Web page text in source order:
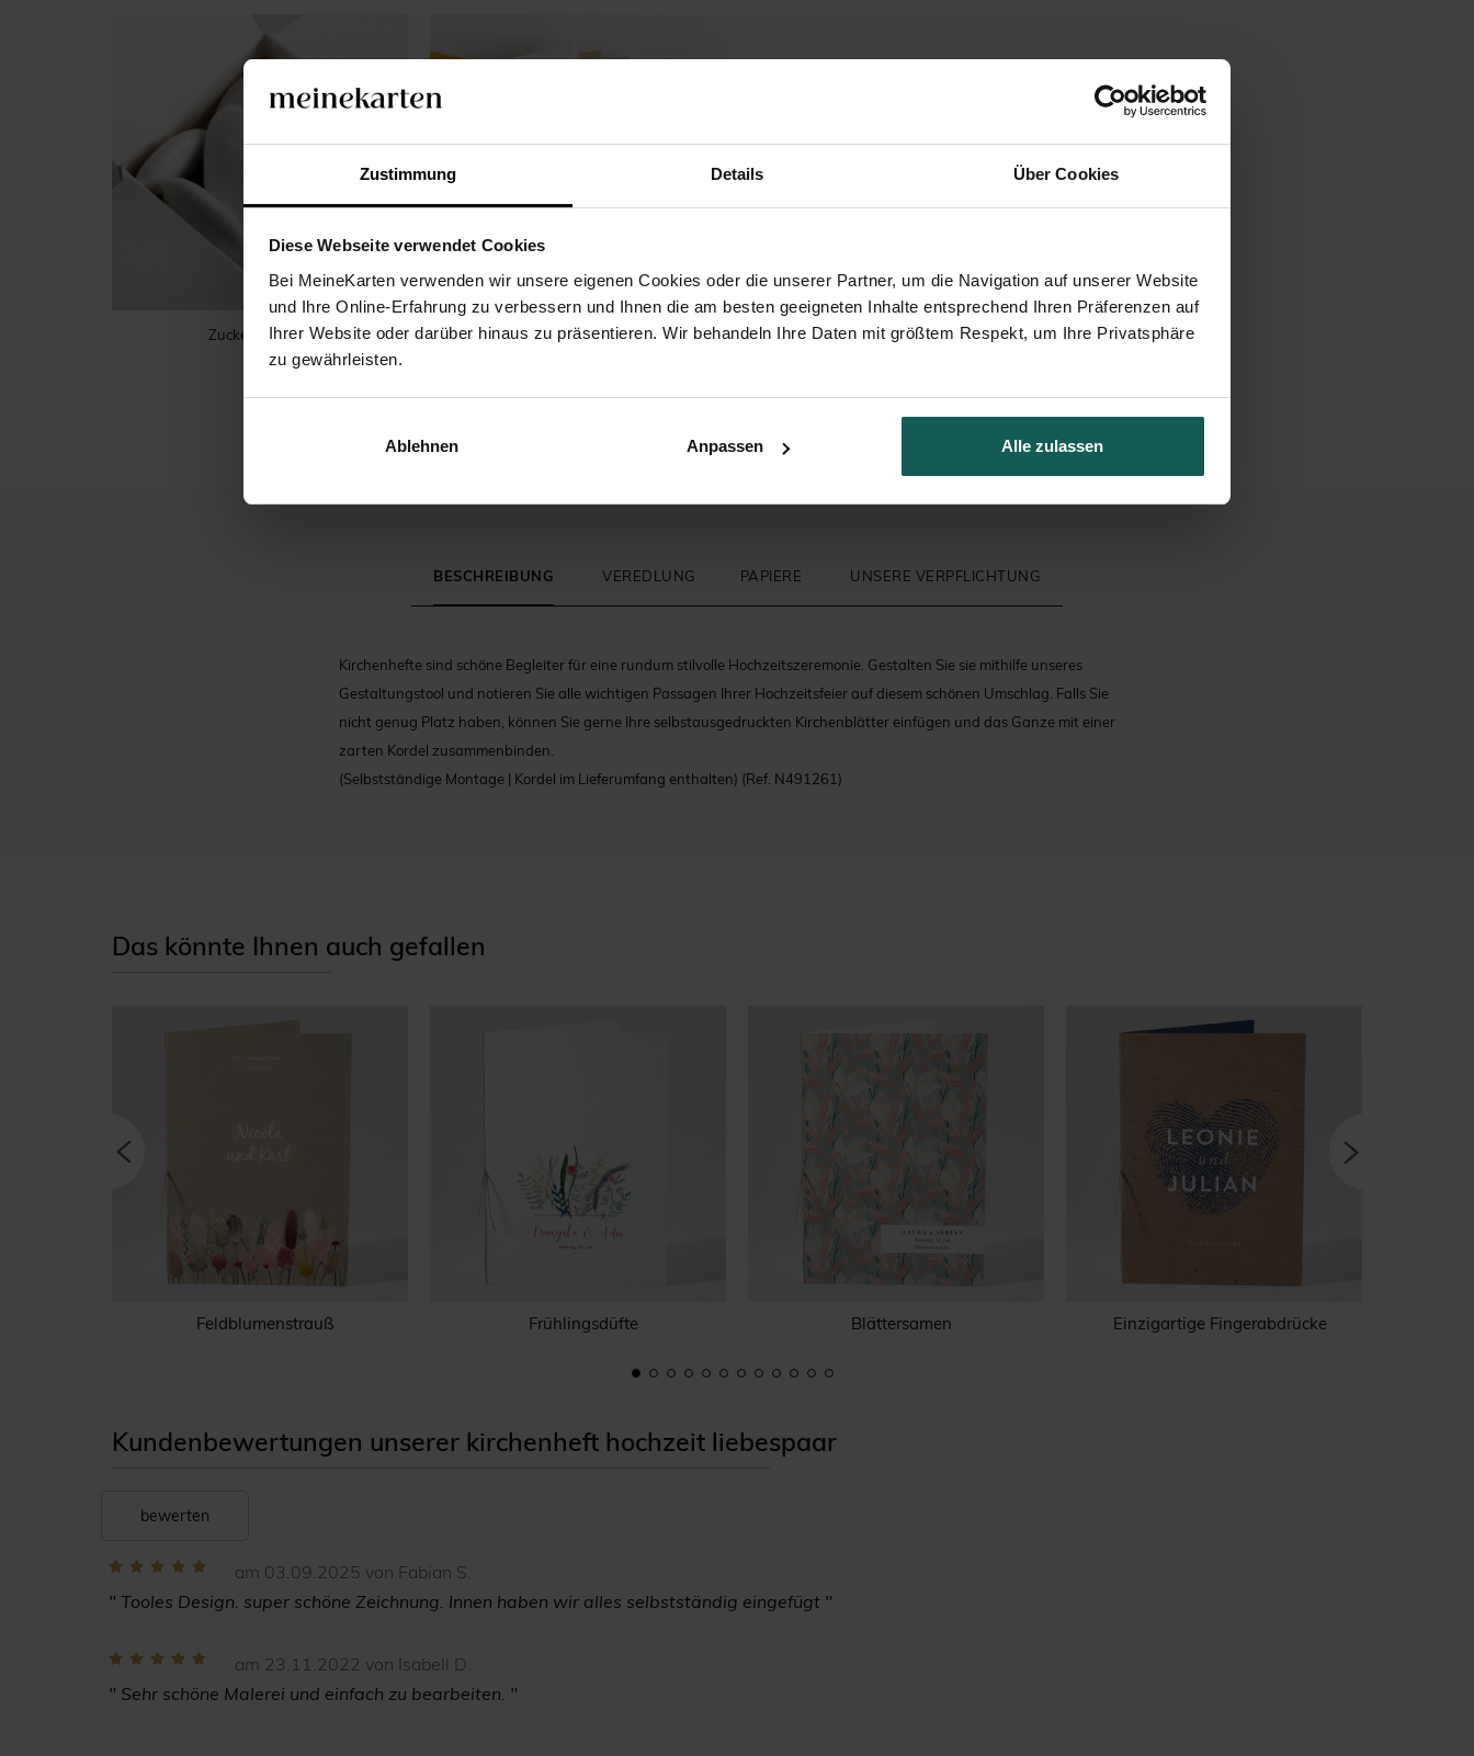
Zustimmung Details Über Cookies
Diese Webseite verwendet Cookies
Bei MeineKarten verwenden wir unsere eigenen Cookies oder die unserer Partner, um die Navigation auf unserer Website
und Ihre Online-Erfahrung zu verbessern und Ihnen die am besten geeigneten Inhalte entsprechend Ihren Präferenzen auf
Ihrer Website oder darüber hinaus zu präsentieren. Wir behandeln Ihre Daten mit größtem Respekt, um Ihre Privatsphäre
zu gewährleisten.
Ablehnen Anpassen Alle zulassen
Zuckermandeln Briefumschlag
BESCHREIBUNG VEREDLUNG PAPIERE UNSERE VERPFLICHTUNG
Kirchenhefte sind schöne Begleiter für eine rundum stilvolle Hochzeitszeremonie. Gestalten Sie sie mithilfe unseres
Gestaltungstool und notieren Sie alle wichtigen Passagen Ihrer Hochzeitsfeier auf diesem schönen Umschlag. Falls Sie
nicht genug Platz haben, können Sie gerne Ihre selbstausgedruckten Kirchenblätter einfügen und das Ganze mit einer
zarten Kordel zusammenbinden.
(Selbstständige Montage | Kordel im Lieferumfang enthalten) (Ref. N491261)
Das könnte Ihnen auch gefallen
Feldblumenstrauß Frühlingsdüfte Blättersamen Einzigartige Fingerabdrücke
Kundenbewertungen unserer kirchenheft hochzeit liebespaar
bewerten
am 03.09.2025 von Fabian S.
" Tooles Design. super schöne Zeichnung. Innen haben wir alles selbstständig eingefügt "
am 23.11.2022 von Isabell D.
" Sehr schöne Malerei und einfach zu bearbeiten. "